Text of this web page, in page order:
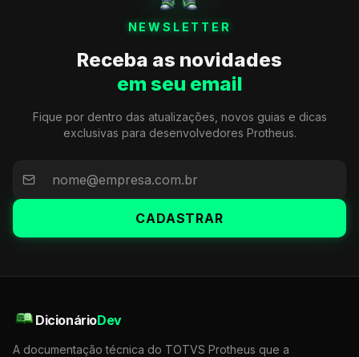
NEWSLETTER
Receba as novidades
em seu email
Fique por dentro das atualizações, novos guias e dicas
exclusivas para desenvolvedores Protheus.
CADASTRAR
DicionárioDev
A documentação técnica do TOTVS Protheus que a